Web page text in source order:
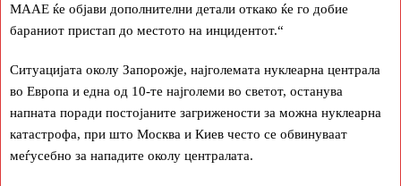
МААЕ ќе објави дополнителни детали откако ќе го добие
бараниот пристап до местото на инцидентот.“
Ситуацијата околу Запорожје, најголемата нуклеарна централа
во Европа и една од 10-те најголеми во светот, останува
напната поради постојаните загрижености за можна нуклеарна
катастрофа, при што Москва и Киев често се обвинуваат
меѓусебно за нападите околу централата.